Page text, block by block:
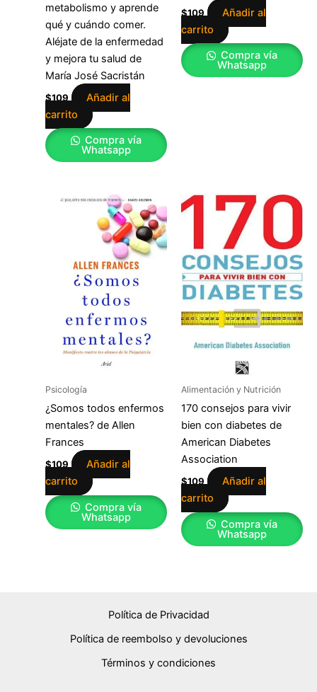
metabolismo y aprende
qué y cuándo comer.
Aléjate de la enfermedad
y mejora tu salud de
María José Sacristán
$109
Añadir al
carrito
Compra vía
Whatsapp
$109
Añadir al
carrito
Compra vía
Whatsapp
Psicología
¿Somos todos enfermos
mentales? de Allen
Frances
$109
Añadir al
carrito
Compra vía
Whatsapp
Alimentación y Nutrición
170 consejos para vivir
bien con diabetes de
American Diabetes
Association
$109
Añadir al
carrito
Compra vía
Whatsapp
Política de Privacidad
Política de reembolso y devoluciones
Términos y condiciones